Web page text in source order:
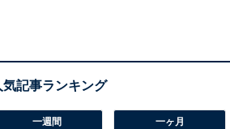
30位までの全ランキング結果を見
る
一週間 一ヶ月